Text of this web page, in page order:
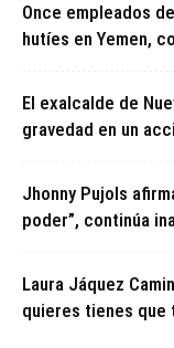
Once empleados
hutíes en Yemen,
El exalcalde de
gravedad en un
Jhonny Pujols
poder”, continúa
Laura Jáquez
quieres tienes que